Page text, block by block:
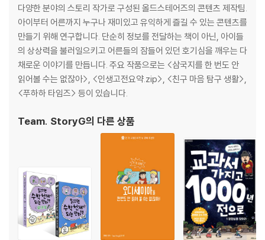
- 분수의 계산
- 분수의 조건
5. 소수의 탄생
- 소수
- 소수의 계산
- 무한소수
다양한 분야의 스토리 작가로 구성된 올드스테어즈의 콘텐츠 제작팀.
아이부터 어른까지 누구나 재미있고 유익하게 즐길 수 있는 콘텐츠를
만들기 위해 연구합니다. 단순히 정보를 전달하는 책이 아닌, 아이들
의 상상력을 불러일으키고 어른들의 잠들어 있던 호기심을 깨우는 다
채로운 이야기를 만듭니다. 주요 작품으로는 <삼국지를 한 번도 안
읽어볼 수는 없잖아>, <인생고전요약.zip>, <친구 마음 탐구 생활>,
<푸하하 타임즈> 등이 있습니다.
Team. StoryG의 다른 상품